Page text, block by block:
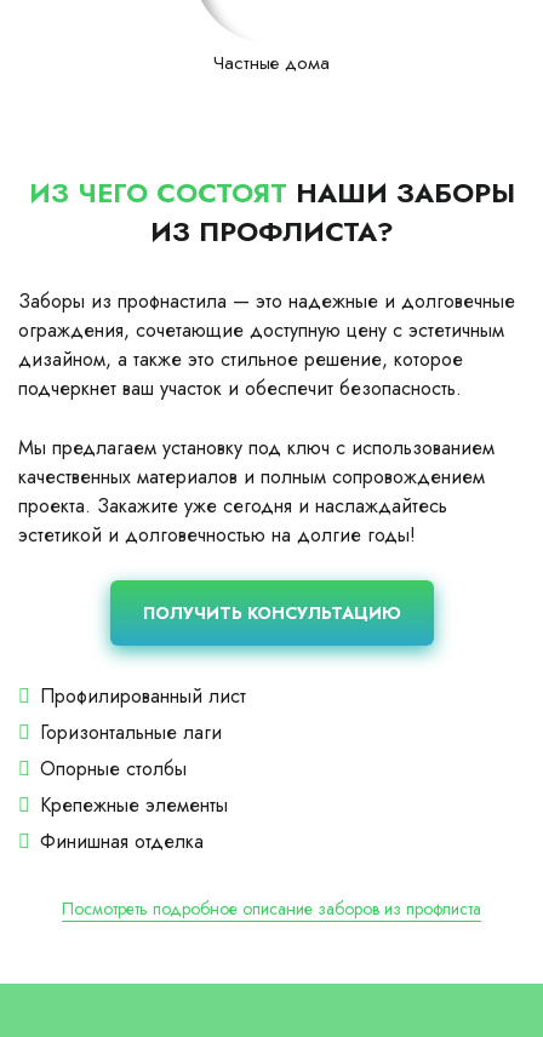
Частные дома
ИЗ ЧЕГО СОСТОЯТ НАШИ ЗАБОРЫ
ИЗ ПРОФЛИСТА?
Заборы из профнастила — это надежные и долговечные
ограждения, сочетающие доступную цену с эстетичным
дизайном, а также это стильное решение, которое
подчеркнет ваш участок и обеспечит безопасность.
Мы предлагаем установку под ключ с использованием
качественных материалов и полным сопровождением
проекта. Закажите уже сегодня и наслаждайтесь
эстетикой и долговечностью на долгие годы!
ПОЛУЧИТЬ КОНСУЛЬТАЦИЮ
Профилированный лист
Горизонтальные лаги
Опорные столбы
Крепежные элементы
Финишная отделка
Посмотреть подробное описание заборов из профлиста